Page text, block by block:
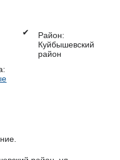
✔
Район:
Куйбышевский
район